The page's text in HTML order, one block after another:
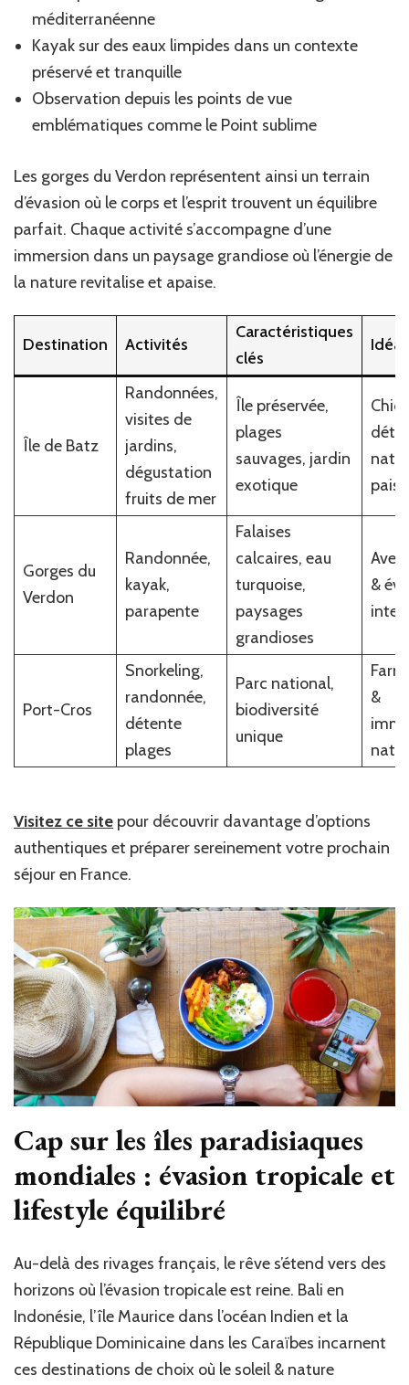
méditerranéenne
Kayak sur des eaux limpides dans un contexte
préservé et tranquille
Observation depuis les points de vue
emblématiques comme le Point sublime
Les gorges du Verdon représentent ainsi un terrain
d’évasion où le corps et l’esprit trouvent un équilibre
parfait. Chaque activité s’accompagne d’une
immersion dans un paysage grandiose où l’énergie de
la nature revitalise et apaise.
Destination Activités
Caractéristiques
clés
Île de Batz
Randonnées,
visites de
jardins,
dégustation
fruits de mer
Île préservée,
plages
sauvages, jardin
exotique
Chic
Gorges du
Verdon
Randonnée,
kayak,
parapente
Falaises
calcaires, eau
turquoise,
paysages
grandioses
&
Port-Cros
Snorkeling,
randonnée,
détente
plages
Parc national,
biodiversité
unique
&
Visitez ce site pour découvrir davantage d’options
authentiques et préparer sereinement votre prochain
séjour en France.
Cap sur les îles paradisiaques
mondiales : évasion tropicale et
lifestyle équilibré
Au-delà des rivages français, le rêve s’étend vers des
horizons où l’évasion tropicale est reine. Bali en
Indonésie, l’île Maurice dans l’océan Indien et la
République Dominicaine dans les Caraïbes incarnent
ces destinations de choix où le soleil & nature